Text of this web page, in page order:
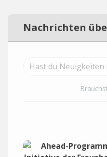
Nachrichten